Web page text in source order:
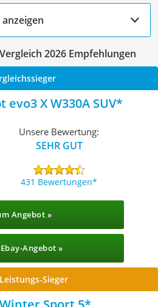
2026 Empfehlungen
X W330A SUV
Unsere Bewertung:
SEHR GUT
431 Bewertungen
Angebot »
Angebot »
Sieger